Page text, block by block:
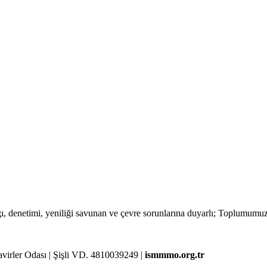
yeniliği savunan ve çevre sorunlarına duyarlı;
Odası | Şişli VD. 4810039249 | ismmmo.org.tr